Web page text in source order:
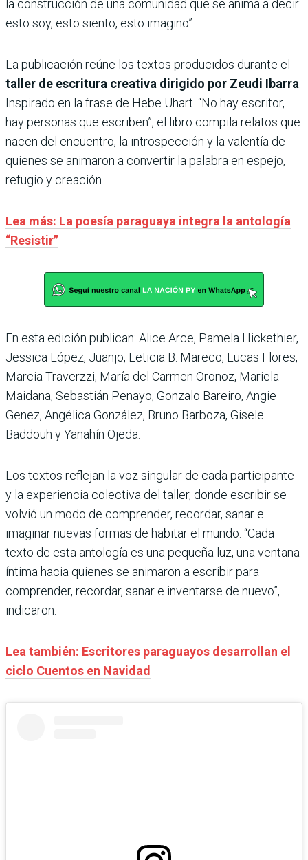
la construcción de una comunidad que se anima a decir:
esto soy, esto siento, esto imagino”.
La publicación reúne los textos producidos durante el
taller de escritura creativa dirigido por Zeudi Ibarra
Inspirado en la frase de Hebe Uhart. “No hay escritor,
hay personas que escriben”, el libro compila relatos que
nacen del encuentro, la introspección y la valentía de
quienes se animaron a convertir la palabra en espejo,
refugio y creación.
Lea más: La poesía paraguaya integra la antología
“Resistir”
En esta edición publican: Alice Arce, Pamela Hickethier,
Jessica López, Juanjo, Leticia B. Mareco, Lucas Flores,
Marcia Traverzzi, María del Carmen Oronoz, Mariela
Maidana, Sebastián Penayo, Gonzalo Bareiro, Angie
Genez, Angélica González, Bruno Barboza, Gisele
Baddouh y Yanahín Ojeda.
Los textos reflejan la voz singular de cada participante
y la experiencia colectiva del taller, donde escribir se
volvió un modo de comprender, recordar, sanar e
imaginar nuevas formas de habitar el mundo. “Cada
texto de esta antología es una pequeña luz, una ventana
íntima hacia quienes se animaron a escribir para
comprender, recordar, sanar e inventarse de nuevo”,
indicaron.
Lea también: Escritores paraguayos desarrollan el
ciclo Cuentos en Navidad